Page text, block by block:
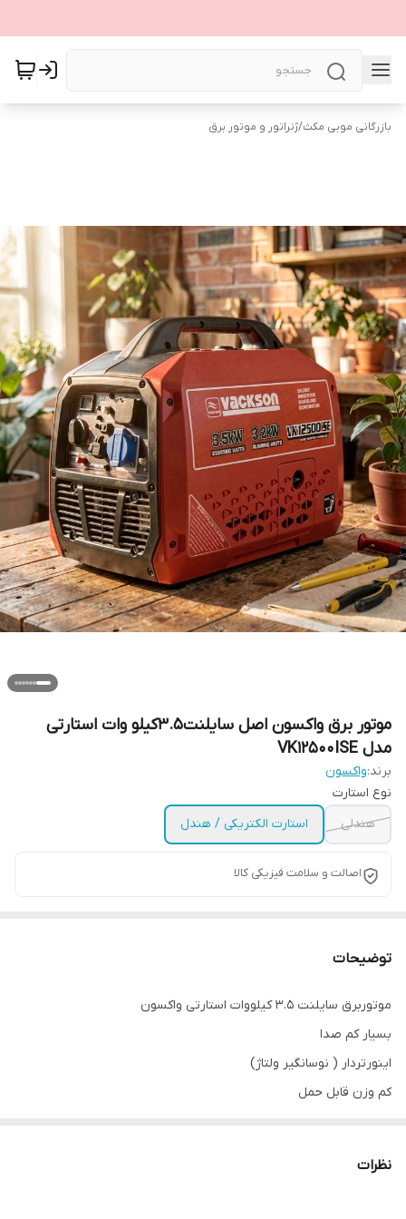
بازرگانی موبی مکث/ژنراتور و موتور برق
موتور برق واکسون اصل سایلنت3.5کیلو وات استارتی
مدل VK12500ISE
برند:واکسون
نوع استارت
هندلی
استارت الکتریکی / هندل
اصالت و سلامت فیزیکی کالا
توضیحات
موتوربرق سايلنت 3.5 كيلووات استارتی واكسون
بسیار كم صدا
اينورتردار ( نوسانگير ولتاژ)
كم وزن قابل حمل
نظرات